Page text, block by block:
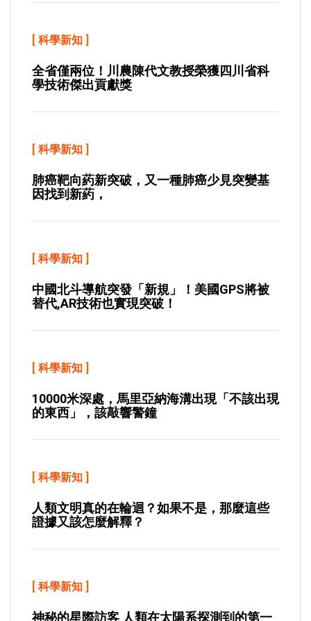
[ 科學新知 ]
全省僅兩位！川農陳代文教授榮獲四川省科
學技術傑出貢獻獎
[ 科學新知 ]
肺癌靶向葯新突破，又一種肺癌少見突變基
因找到新葯，
[ 科學新知 ]
中國北斗導航突發「新規」！美國GPS將被
替代,AR技術也實現突破！
[ 科學新知 ]
10000米深處，馬里亞納海溝出現「不該出現
的東西」，該敲響警鐘
[ 科學新知 ]
人類文明真的在輪迴？如果不是，那麼這些
證據又該怎麼解釋？
[ 科學新知 ]
神秘的星際訪客 人類在太陽系探測到的第一